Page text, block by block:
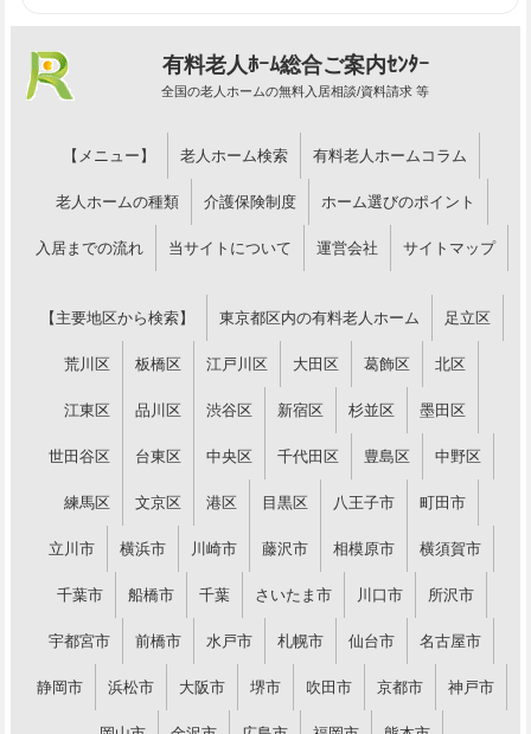
有料老人ﾎｰﾑ総合ご案内ｾﾝﾀｰ
全国の老人ホームの無料入居相談/資料請求 等
【メニュー】 老人ホーム検索 有料老人ホームコラム
老人ホームの種類 介護保険制度 ホーム選びのポイント
入居までの流れ 当サイトについて 運営会社 サイトマップ
【主要地区から検索】 東京都区内の有料老人ホーム 足立区
荒川区 板橋区 江戸川区 大田区 葛飾区 北区
江東区 品川区 渋谷区 新宿区 杉並区 墨田区
世田谷区 台東区 中央区 千代田区 豊島区 中野区
練馬区 文京区 港区 目黒区 八王子市 町田市
立川市 横浜市 川崎市 藤沢市 相模原市 横須賀市
千葉市 船橋市 千葉 さいたま市 川口市 所沢市
宇都宮市 前橋市 水戸市 札幌市 仙台市 名古屋市
静岡市 浜松市 大阪市 堺市 吹田市 京都市 神戸市